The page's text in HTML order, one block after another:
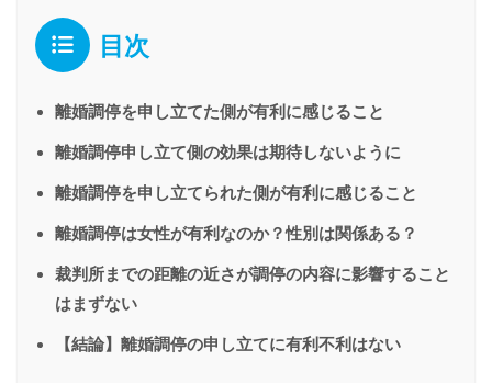
目次
離婚調停を申し立てた側が有利に感じること
離婚調停申し立て側の効果は期待しないように
離婚調停を申し立てられた側が有利に感じること
離婚調停は女性が有利なのか？性別は関係ある？
裁判所までの距離の近さが調停の内容に影響すること
はまずない
【結論】離婚調停の申し立てに有利不利はない